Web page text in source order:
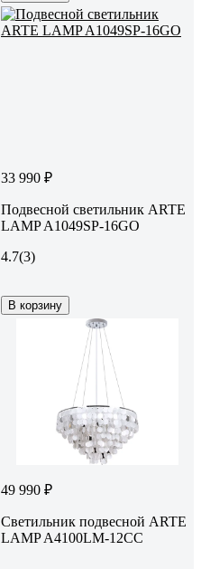
33 990 ₽
Подвесной светильник ARTE
LAMP A1049SP-16GO
4.7(3)
В корзину
49 990 ₽
Светильник подвесной ARTE
LAMP A4100LM-12CC